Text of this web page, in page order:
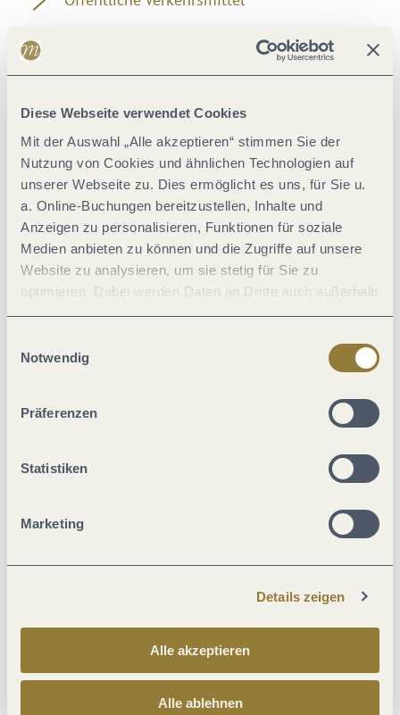
Diese Webseite verwendet Cookies
Mit der Auswahl „Alle akzeptieren“ stimmen Sie der
Nutzung von Cookies und ähnlichen Technologien auf
unserer Webseite zu. Dies ermöglicht es uns, für Sie u.
a. Online-Buchungen bereitzustellen, Inhalte und
Anzeigen zu personalisieren, Funktionen für soziale
Medien anbieten zu können und die Zugriffe auf unsere
Website zu analysieren, um sie stetig für Sie zu
optimieren. Dabei werden Daten an Dritte auch außerhalb
der Europäischen Union weitergegeben und dort
jederzeit widerrufen werden. Mit der Auswahl "Alle
ablehnen" kann es zu Beeinträchtigungen in der Nutzung
Notwendig
Präferenzen
Statistiken
Marketing
Details zeigen
Alle akzeptieren
Alle ablehnen
Weitere Informationen
Wegbelag
Schotter (4%)
Aktuell vor Ort